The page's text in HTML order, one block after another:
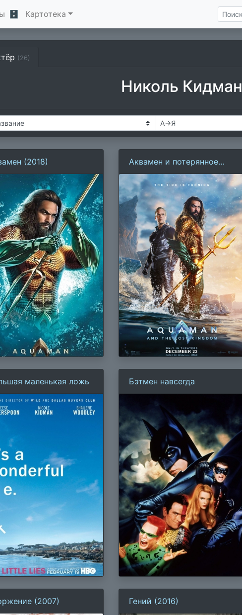
🗄 Картотека
(26)
Николь Кидман
(2018)
Аквамен и потерянное
царство
маленькая ложь Бэтмен навсегда
(2007) Гений (2016)